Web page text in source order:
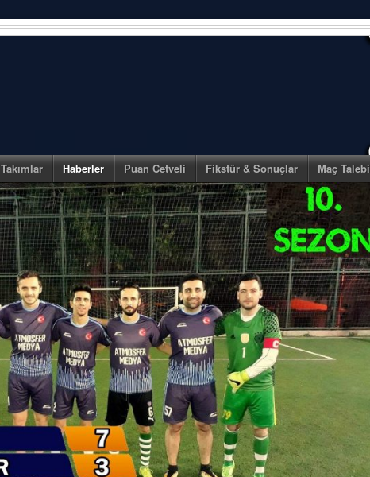
Takımlar Haberler Puan Cetveli Fikstür & Sonuçlar Maç Talebi